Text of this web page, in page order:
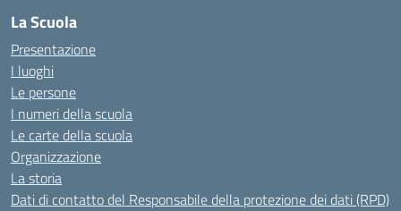
La Scuola
Presentazione
I luoghi
Le persone
I numeri della scuola
Le carte della scuola
Organizzazione
La storia
Dati di contatto del Responsabile della protezione dei dati (RPD)